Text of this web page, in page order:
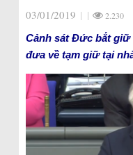
03/01/2019 | | 2.230
Cảnh sát Đức bắt
đưa về tạm giữ tại